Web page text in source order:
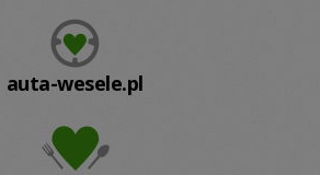
auta-wesele.pl